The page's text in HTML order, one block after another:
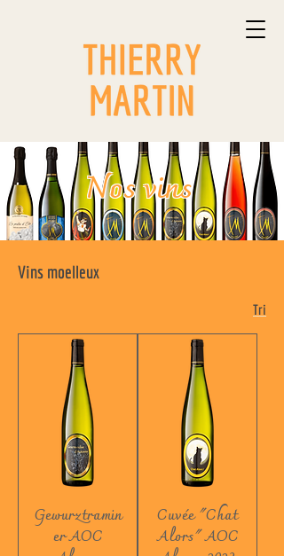
Nos vins
Vins moelleux
Tri
Gewurztramin
er AOC
Cuvée "Chat
Alors" AOC